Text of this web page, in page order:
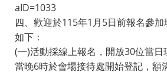
aID=1033
四、歡迎於115年1月5日前報名參
如下：
(一)活動採線上報名，開放30位當
當晚6時於會場接待處開始登記，額